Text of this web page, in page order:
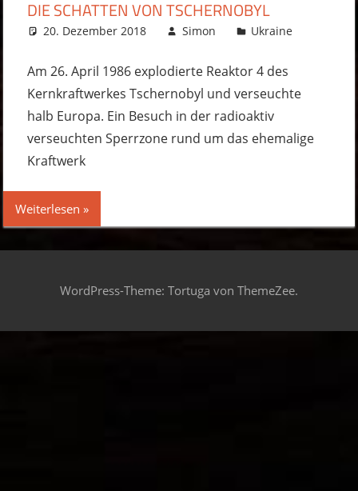
DIE SCHATTEN VON TSCHERNOBYL
20. Dezember 2018 Simon
Ukraine
Am 26. April 1986 explodierte Reaktor 4 des
Kernkraftwerkes Tschernobyl und verseuchte
halb Europa. Ein Besuch in der radioaktiv
verseuchten Sperrzone rund um das ehemalige
Kraftwerk
Weiterlesen
WordPress-Theme: Tortuga von ThemeZee.